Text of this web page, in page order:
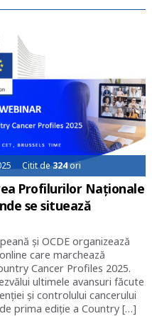
Citit de324ori
Profilurilor Naționale
se situează
și OCDE organizează
care marchează
Cancer Profiles 2025.
ultimele avansuri făcute
și controlului cancerului
prima ediție a Country […]